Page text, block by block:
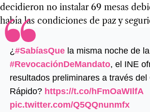
decidieron no instalar 69 mesas
había las condiciones de paz y
¿#SabíasQue la misma noche de
#RevocaciónDeMandato, el INE
resultados preliminares a través del
Rápido? https://t.co/hFmOaWIlfA
pic.twitter.com/Q5QQnunmfx